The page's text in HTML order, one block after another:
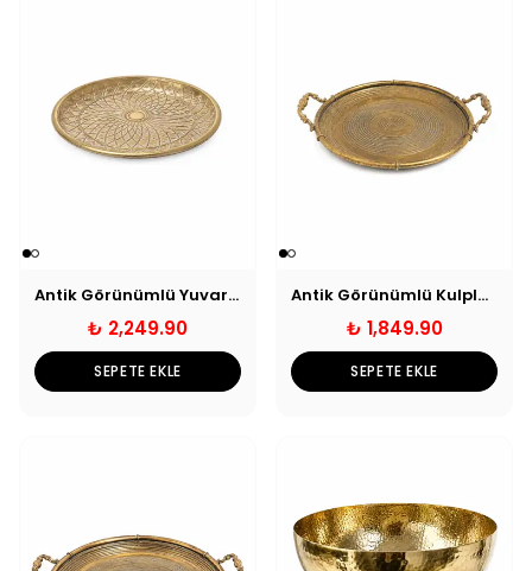
Antik Görünümlü Yuvarlak Dekoratif Tepsi - Küçük
₺ 2,249.90
SEPETE EKLE
Antik Görünümlü Kulplu Dekoratif Tepsi - Küçük
₺ 1,849.90
SEPETE EKLE